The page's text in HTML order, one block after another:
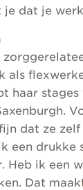
je dat je
als
haar
dat ze
een drukke
Heb ik een
Dat